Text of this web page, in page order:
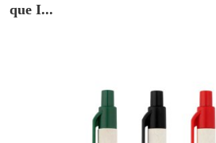
que I...